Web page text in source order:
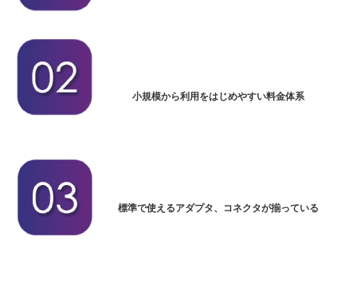
小規模から利用をはじめやすい料金体系
標準で使えるアダプタ、コネクタが揃っている